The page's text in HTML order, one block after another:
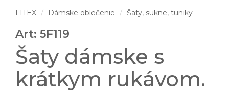
LITEX Dámske oblečenie Šaty, sukne, tuniky
Art: 5F119
Šaty dámske s
krátkym rukávom.